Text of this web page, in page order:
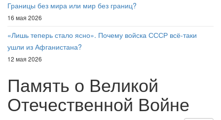
Границы без мира или мир без границ?
16 мая 2026
«Лишь теперь стало ясно». Почему войска СССР всё-таки
ушли из Афганистана?
12 мая 2026
Память о Великой
Отечественной Войне